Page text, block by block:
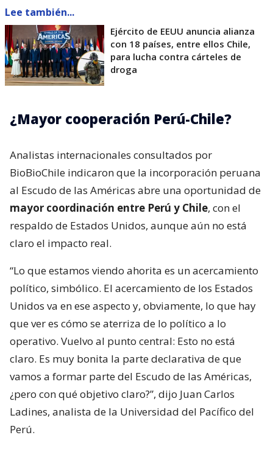
Lee también...
Ejército de EEUU anuncia alianza
con 18 países, entre ellos Chile,
para lucha contra cárteles de
droga
¿Mayor cooperación Perú-Chile?
Analistas internacionales consultados por
BioBioChile indicaron que la incorporación peruana
al Escudo de las Américas abre una oportunidad de
mayor coordinación entre Perú y Chile, con el
respaldo de Estados Unidos, aunque aún no está
claro el impacto real.
“Lo que estamos viendo ahorita es un acercamiento
político, simbólico. El acercamiento de los Estados
Unidos va en ese aspecto y, obviamente, lo que hay
que ver es cómo se aterriza de lo político a lo
operativo. Vuelvo al punto central: Esto no está
claro. Es muy bonita la parte declarativa de que
vamos a formar parte del Escudo de las Américas,
¿pero con qué objetivo claro?”, dijo Juan Carlos
Ladines, analista de la Universidad del Pacífico del
Perú.